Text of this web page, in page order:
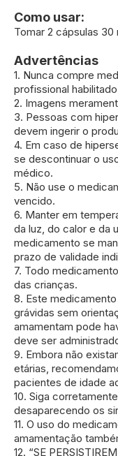
Como usar:
Tomar 2 cápsulas
Advertências
1. Nunca compre
profissional
2. Imagens
3. Pessoas com
devem ingerir o
4. Em caso de
se descontinuar o
médico.
5. Não use o
vencido.
6. Manter em
da luz, do calor e da
medicamento se
prazo de validade
7. Todo
das crianças.
8. Este
grávidas sem
amamentam pode
deve ser
9. Embora não
etárias,
pacientes de idade
10. Siga
desaparecendo os
11. O uso do
amamentação
12. “SE